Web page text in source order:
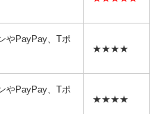
やPayPay、Tポ
★★★★
やPayPay、Tポ
★★★★